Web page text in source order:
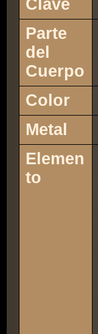
Clave
Parte
del
Cuerpo
Color
Metal
Elemen
to